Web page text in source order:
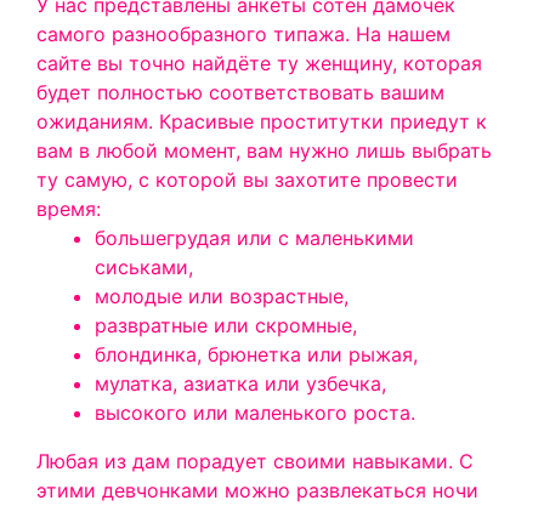
У нас представлены анкеты сотен дамочек
самого разнообразного типажа. На нашем
сайте вы точно найдёте ту женщину, которая
будет полностью соответствовать вашим
ожиданиям. Красивые проститутки приедут к
вам в любой момент, вам нужно лишь выбрать
ту самую, с которой вы захотите провести
время:
большегрудая или с маленькими
сиськами,
молодые или возрастные,
развратные или скромные,
блондинка, брюнетка или рыжая,
мулатка, азиатка или узбечка,
высокого или маленького роста.
Любая из дам порадует своими навыками. С
этими девчонками можно развлекаться ночи